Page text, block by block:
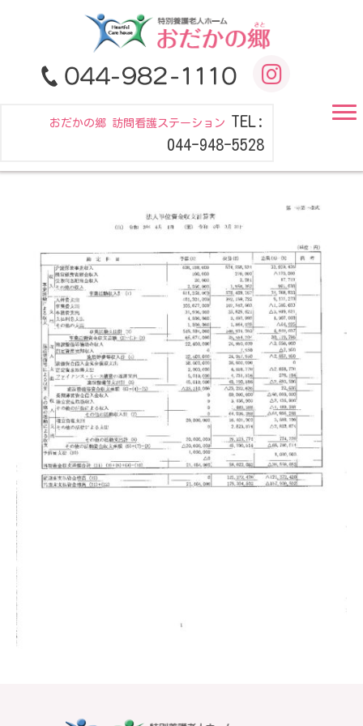
おだかの郷 訪問看護ステーション TEL:
044-948-5528